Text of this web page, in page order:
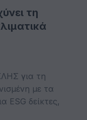
τη
για τη
με τα
ESG δείκτες,